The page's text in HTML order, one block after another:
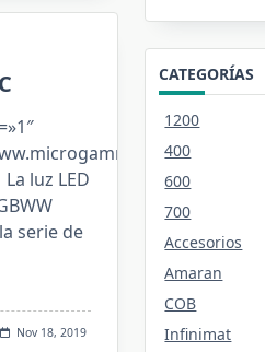
shop.php?
luz LED
serie de
Nov 18, 2019
CATEGORÍAS
1200
400
600
700
Accesorios
Amaran
COB
Infinimat